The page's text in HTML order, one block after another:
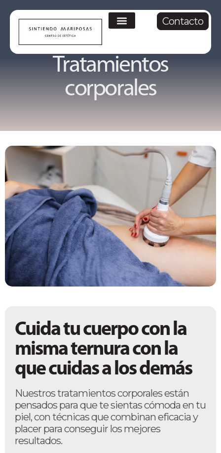
Contacto
Tratamientos
corporales
Cuida tu cuerpo con la
misma ternura con la
que cuidas a los demás
Nuestros tratamientos corporales están
pensados para que te sientas cómoda en tu
piel, con técnicas que combinan eficacia y
placer para conseguir los mejores
resultados.